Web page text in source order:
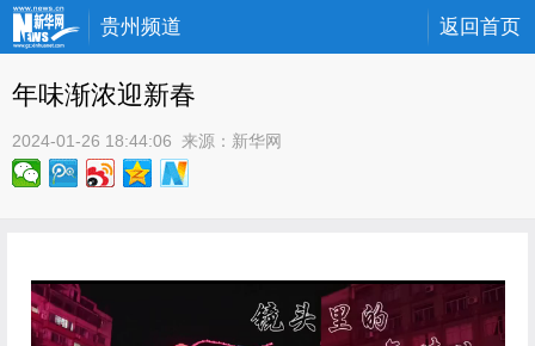
贵州频道 返回首页
年味渐浓迎新春
2024-01-26 18:44:06 来源： 新华网